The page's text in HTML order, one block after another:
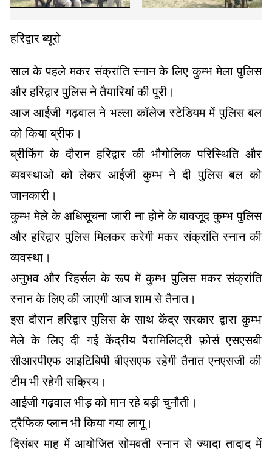
हरिद्वार ब्यूरो
साल के पहले मकर संक्रांति स्नान के लिए कुम्भ मेला पुलिस
और हरिद्वार पुलिस ने तैयारियां की पूरी।
आज आईजी गढ़वाल ने भल्ला कॉलेज स्टेडियम में पुलिस बल
को किया ब्रीफ।
ब्रीफिंग के दौरान हरिद्वार की भौगोलिक परिस्थिति और
व्यवस्थाओ को लेकर आईजी कुम्भ ने दी पुलिस बल को
जानकारी।
कुम्भ मेले के अधिसूचना जारी ना होने के बावजूद कुम्भ पुलिस
और हरिद्वार पुलिस मिलकर करेगी मकर संक्रांति स्नान की
व्यवस्था।
अनुभव और रिहर्सल के रूप में कुम्भ पुलिस मकर संक्रांति
स्नान के लिए की जाएगी आज शाम से तैनात।
इस दौरान हरिद्वार पुलिस के साथ केंद्र सरकार द्वारा कुम्भ
मेले के लिए दी गई केंद्रीय पैरामिलिट्री फ़ोर्स एसएसबी
सीआरपीएफ आइटिबिपी बीएसएफ रहेगी तैनात एनएसजी की
टीम भी रहेगी सक्रिय।
आईजी गढ़वाल भीड़ को मान रहे बड़ी चुनौती।
ट्रैफिक प्लान भी किया गया लागू।
दिसंबर माह में आयोजित सोमवती स्नान से ज्यादा तादाद में